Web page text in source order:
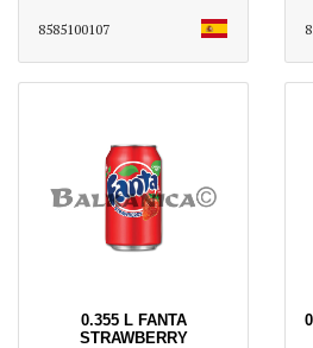
8585100107
0.355 L FANTA
STRAWBERRY